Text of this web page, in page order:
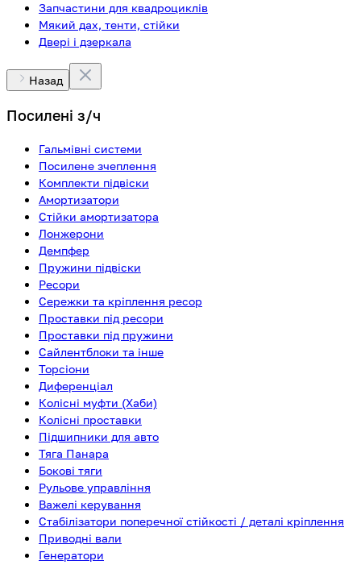
Запчастини для квадроциклів
Мякий дах, тенти, стійки
Двері і дзеркала
Назад
Посилені з/ч
Гальмівні системи
Посилене зчеплення
Комплекти підвіски
Амортизатори
Стійки амортизатора
Лонжерони
Демпфер
Пружини підвіски
Ресори
Сережки та кріплення ресор
Проставки під ресори
Проставки під пружини
Сайлентблоки та інше
Торсіони
Диференціал
Колісні муфти (Хаби)
Колісні проставки
Підшипники для авто
Тяга Панара
Бокові тяги
Рульове управління
Важелі керування
Стабілізатори поперечної стійкості / деталі кріплення
Приводні вали
Генератори